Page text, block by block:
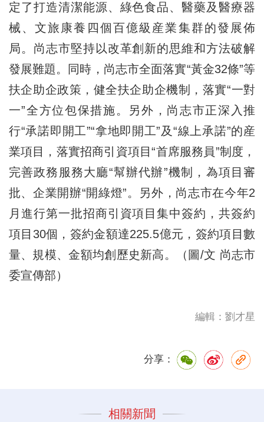
定了打造清潔能源、綠色食品、醫藥及醫療器
械、文旅康養四個百億級産業集群的發展佈
局。尚志市堅持以改革創新的思維和方法破解
發展難題。同時，尚志市全面落實“黃金32條”等
扶企助企政策，健全扶企助企機制，落實“一對
一”全方位包保措施。另外，尚志市正深入推
行“承諾即開工”“拿地即開工”及“線上承諾”的産
業項目，落實招商引資項目“首席服務員”制度，
完善政務服務大廳“幫辦代辦”機制，為項目審
批、企業開辦“開綠燈”。另外，尚志市在今年2
月進行第一批招商引資項目集中簽約，共簽約
項目30個，簽約金額達225.5億元，簽約項目數
量、規模、金額均創歷史新高。（圖/文 尚志市
委宣傳部）
編輯：劉才星
分享：
相關新聞